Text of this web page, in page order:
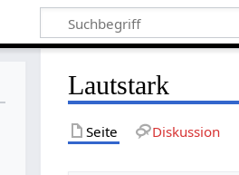
Lautstark
Seite Diskussion